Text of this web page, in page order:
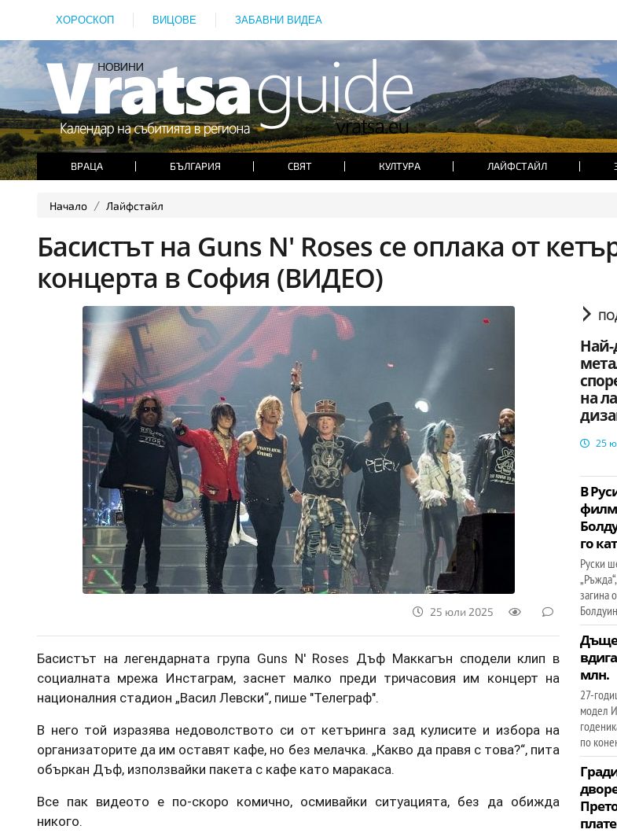
ХОРОСКОП ВИЦОВЕ ЗАБАВНИ ВИДЕА
ВРАЦА БЪЛГАРИЯ СВЯТ КУЛТУРА ЛАЙФСТАЙЛ
Начало Лайфстайл
Басистът на Guns N' Roses се оплака от
концерта в София (ВИДЕО)
25 юли 2025
Басистът на легендарната група Guns N' Roses Дъф Маккагън сподели клип в
социалната мрежа Инстаграм, заснет малко преди тричасовия им концерт на
националния стадион „Васил Левски“, пише "Телеграф".
В него той изразява недоволството си от кетъринга зад кулисите и избора на
организаторите да им оставят кафе, но без мелачка. „Какво да правя с това?“, пита
объркан Дъф, използвайки пакета с кафе като маракаса.
Все пак видеото е по-скоро комично, осмивайки ситуацията, без да обижда
никого.
Най-
на
25
В
го
Руски
загина
млн.
27-
модел
по